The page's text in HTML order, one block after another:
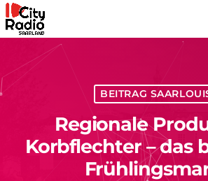
BEITRAG
Regionale
Korbflechter – das